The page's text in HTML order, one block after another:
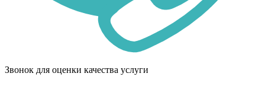
Звонок для оценки качества услуги